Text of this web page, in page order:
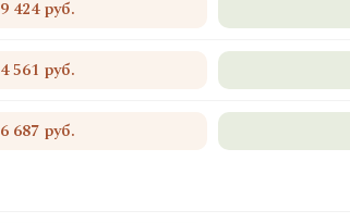
9 424 руб.
4 561 руб.
6 687 руб.